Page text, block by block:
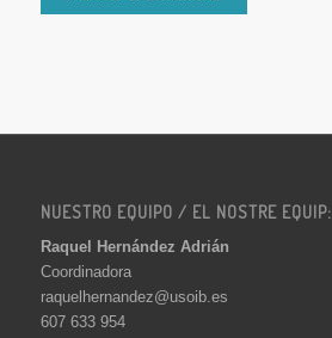
NUESTRO EQUIPO / EL NOSTRE EQUIP:
Raquel Hernández Adrián
Coordinadora
raquelhernandez@usoib.es
607 633 954